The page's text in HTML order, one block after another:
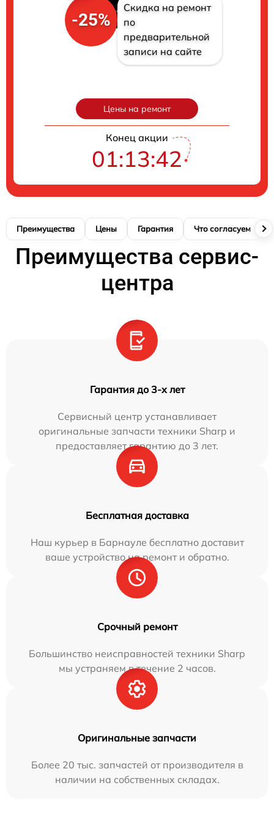
-25%
Скидка на ремонт
по
предварительной
записи на сайте
Цены на ремонт
Конец акции
01:13:41
Преимущества Цены Гарантия Что согласуем
Преимущества сервис-
центра
Гарантия до 3-х лет
Сервисный центр устанавливает
оригинальные запчасти техники Sharp и
предоставляет гарантию до 3 лет.
Бесплатная доставка
Наш курьер в Барнауле бесплатно доставит
ваше устройство на ремонт и обратно.
Срочный ремонт
Большинство неисправностей техники Sharp
мы устраняем в течение 2 часов.
Оригинальные запчасти
Более 20 тыс. запчастей от производителя в
наличии на собственных складах.